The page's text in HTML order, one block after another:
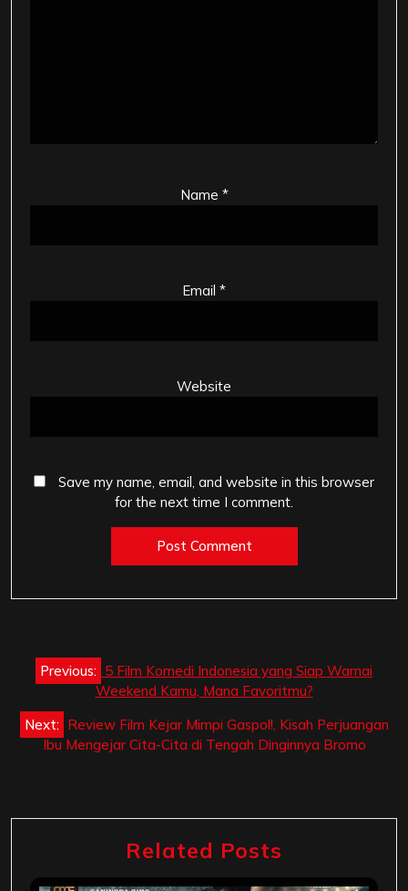
Name *
Email *
Website
Save my name, email, and website in this browser
for the next time I comment.
Post
navigation
Previous: 5 Film Komedi Indonesia yang Siap Warnai
Weekend Kamu, Mana Favoritmu?
Next: Review Film Kejar Mimpi Gaspol!, Kisah Perjuangan
Ibu Mengejar Cita-Cita di Tengah Dinginnya Bromo
Related Posts